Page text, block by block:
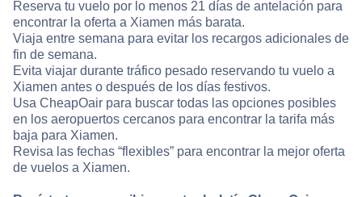
Reserva tu vuelo por lo menos 21 días de antelación para
encontrar la oferta a Xiamen más barata.
Viaja entre semana para evitar los recargos adicionales de
fin de semana.
Evita viajar durante tráfico pesado reservando tu vuelo a
Xiamen antes o después de los días festivos.
Usa CheapOair para buscar todas las opciones posibles
en los aeropuertos cercanos para encontrar la tarifa más
baja para Xiamen.
Revisa las fechas “flexibles” para encontrar la mejor oferta
de vuelos a Xiamen.